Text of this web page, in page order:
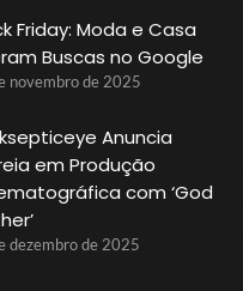
Friday: Moda e Casa
Buscas no Google
novembro de 2025
Anuncia
em Produção
com ‘God
dezembro de 2025